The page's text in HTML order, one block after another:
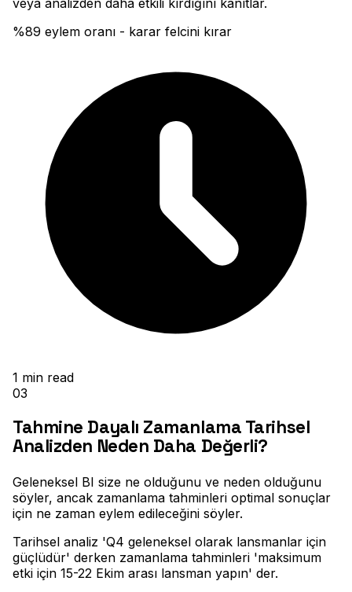
veya analizden daha etkili kırdığını kanıtlar.
%89 eylem oranı - karar felcini kırar
1 min read
03
Tahmine Dayalı Zamanlama Tarihsel
Analizden Neden Daha Değerli?
Geleneksel BI size ne olduğunu ve neden olduğunu
söyler, ancak zamanlama tahminleri optimal sonuçlar
için ne zaman eylem edileceğini söyler.
Tarihsel analiz 'Q4 geleneksel olarak lansmanlar için
güçlüdür' derken zamanlama tahminleri 'maksimum
etki için 15-22 Ekim arası lansman yapın' der.